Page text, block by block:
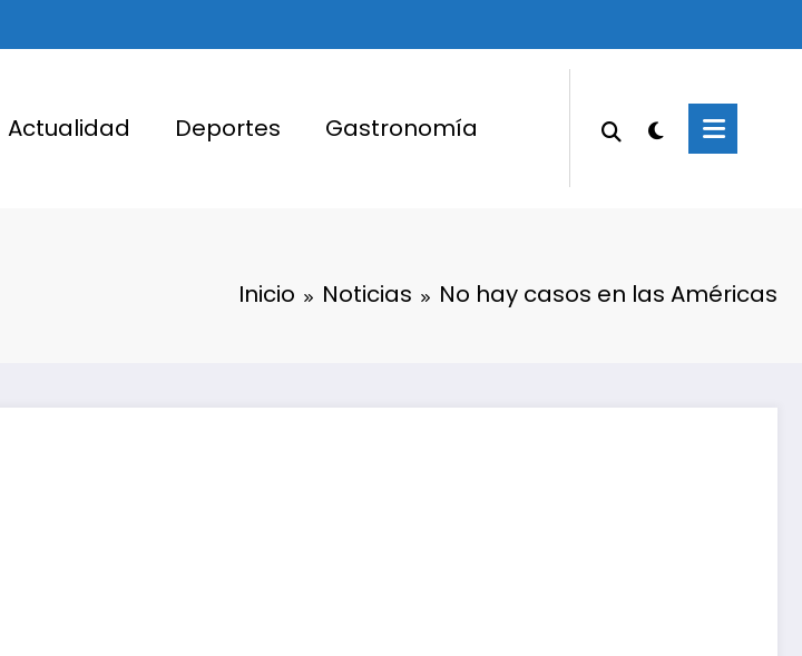
Actualidad Deportes Gastronomía
Inicio Noticias No hay casos en las Américas